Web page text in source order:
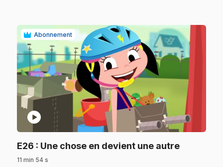
Abonnement
play_circle
E26 : Une chose en devient une autre.
11 min 54 s